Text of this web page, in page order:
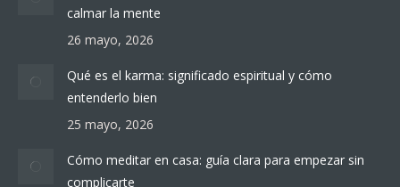
calmar la mente
26 mayo, 2026
Qué es el karma: significado espiritual y cómo
entenderlo bien
25 mayo, 2026
Cómo meditar en casa: guía clara para empezar sin
complicarte